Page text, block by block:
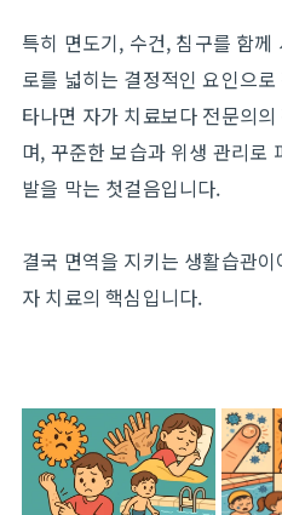
특히 면도기, 수건, 침구를 함
로를 넓히는 결정적인 요인으
타나면 자가 치료보다 전문의
며, 꾸준한 보습과 위생 관리로
발을 막는 첫걸음입니다.
결국 면역을 지키는 생활습관
자 치료의 핵심입니다.